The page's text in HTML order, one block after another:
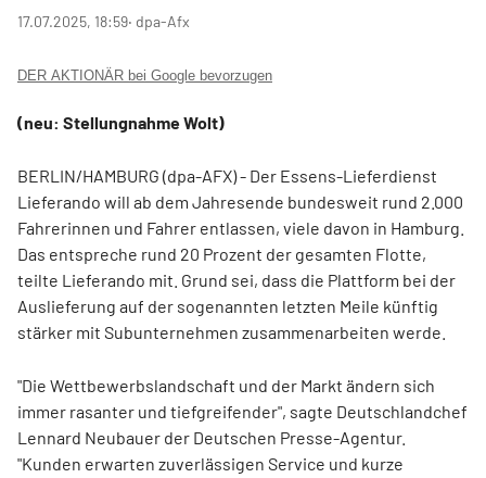
17.07.2025, 18:59‧ dpa-Afx
DER AKTIONÄR bei Google bevorzugen
(neu: Stellungnahme Wolt)
BERLIN/HAMBURG (dpa-AFX) - Der Essens-Lieferdienst
Lieferando will ab dem Jahresende bundesweit rund 2.000
Fahrerinnen und Fahrer entlassen, viele davon in Hamburg.
Das entspreche rund 20 Prozent der gesamten Flotte,
teilte Lieferando mit. Grund sei, dass die Plattform bei der
Auslieferung auf der sogenannten letzten Meile künftig
stärker mit Subunternehmen zusammenarbeiten werde.
"Die Wettbewerbslandschaft und der Markt ändern sich
immer rasanter und tiefgreifender", sagte Deutschlandchef
Lennard Neubauer der Deutschen Presse-Agentur.
"Kunden erwarten zuverlässigen Service und kurze